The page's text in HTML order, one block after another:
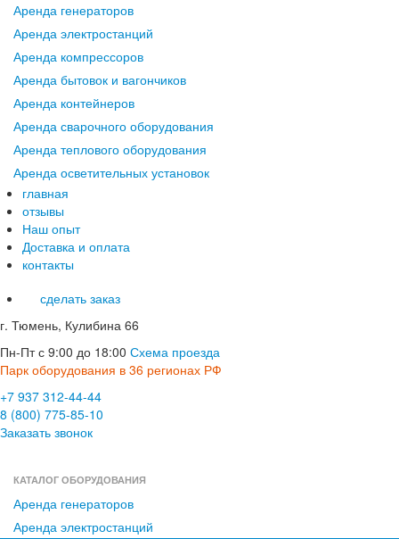
Аренда генераторов
Аренда электростанций
Аренда компрессоров
Аренда бытовок и вагончиков
Аренда контейнеров
Аренда сварочного оборудования
Аренда теплового оборудования
Аренда осветительных установок
главная
отзывы
Наш опыт
Доставка и оплата
контакты
сделать заказ
г. Тюмень, Кулибина 66
Пн-Пт с 9:00 до 18:00 Схема проезда
Парк оборудования в 36 регионах РФ
+7 937 312-44-44
8 (800) 775-85-10
Заказать звонок
КАТАЛОГ ОБОРУДОВАНИЯ
Аренда генераторов
Аренда электростанций